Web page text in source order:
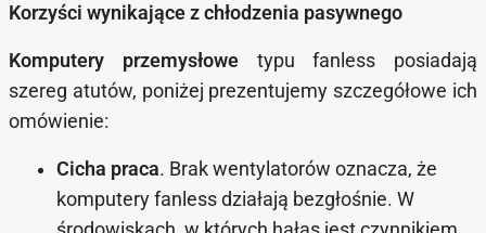
Korzyści wynikające z chłodzenia pasywnego
Komputery przemysłowetypu fanless posiadają
szereg atutów, poniżej prezentujemy szczegółowe ich
omówienie:
Cicha praca. Brak wentylatorów oznacza, że
komputery fanless działają bezgłośnie. W